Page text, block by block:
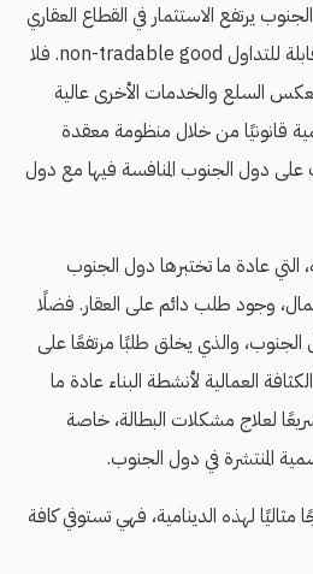
يرتفع الاستثمار في القطاع العقاري
بسبب كون العقار سلعة غير قابلة للتداول non-tradable good. فلا
السلع والخدمات الأخرى عالية
قانونيًا من خلال منظومة معقدة
على دول الجنوب المنافسة فيها مع دول
التي عادة ما تختبرها دول الجنوب
وجود طلب دائم على العقار. فضلًا
الجنوب، والذي يخلق طلبًا مرتفعًا على
العمالية لأنشطة البناء عادة ما
لعلاج مشكلات البطالة، خاصة
المنتشرة في دول الجنوب.
لهذه الدينامية، فهي تستوفي كافة